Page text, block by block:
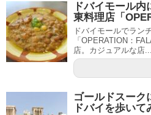
ドバイモール
東料理店「
ドバイモールでラン
「OPERATION：
店。カジュアルな店...
ゴールドスーク
ドバイを歩いて